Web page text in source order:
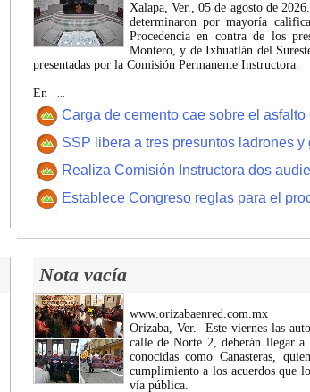
Xalapa, Ver., 05 de agosto de
determinaron por mayoría
Procedencia en contra de los
Montero, y de Ixhuatlán del
presentadas por la Comisión Permanente Instructora.
En
Carga de cemento cae sobre el asfalto
SSP libera a tres presuntos ladrones
Realiza Comisión Instructora dos
Establece Congreso reglas para el
Nota vacía
www.orizabaenred.com.mx
Orizaba, Ver.- Este viernes las
calle de Norte 2, deberán llegar a
conocidas como Canasteras,
cumplimiento a los acuerdos que
vía pública.